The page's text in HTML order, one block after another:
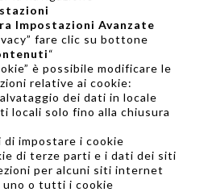
Impostazioni Avanzate
fare clic su bottone
“
è possibile modificare le
relative ai cookie:
dei dati in locale
locali solo fino alla chiusura
impostare i cookie
di terze parti e i dati dei siti
per alcuni siti internet
uno o tutti i cookie